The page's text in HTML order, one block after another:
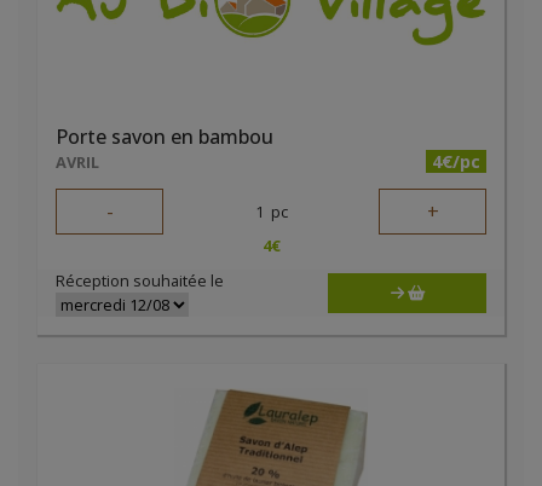
Porte savon en bambou
AVRIL 4€/pc
- 1 pc +
4€
Réception souhaitée le